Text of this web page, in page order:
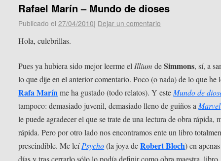
Rafael Marín – Mundo de dioses
Publicado el 27/04/2010| Dejar un comentario
Hola, culebrillas.
Pues ya hubiera sido mejor leerme el Illium deSimmons, sí, a
lo que dije en el anterior comentario. Poco (o nada) de lo que he
Rafa Marín me ha gustado (todo relatos). Y este Mundo de
tampoco: demasiado juvenil, demasiado lleno de guiños a Marvel
le puede agradecer el que se trate de una lectura de obra rápida,
rápida. Pero por otro lado nos encontramos ente un libro
prescindible. Me leíPsycho(la joya deRobert Bloch) en
días y tras cerrarlo sólo lo podía definir como obra maestra, libro